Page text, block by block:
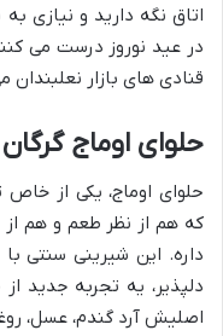
اتاق نگه دارید و نیازی
در عید نوروز درست می
قنادی های بازار
حلوای اوماج گرگان
حلوای اوماج، یکی از خاص
که هم از نظر طعم و هم از
داره. این شیرینی سنتی
دلپذیر، یه تجربه جدید
اصلیش آرد گندم، عسل،